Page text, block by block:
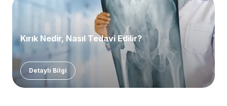
Kırık Nedir, Nasıl Tedavi Edilir?
Detaylı Bilgi